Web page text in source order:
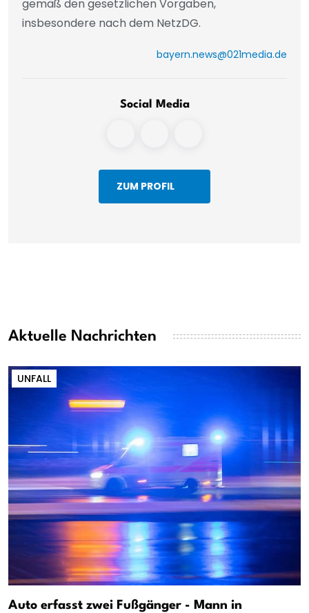
gemäß den gesetzlichen Vorgaben,
insbesondere nach dem NetzDG.
bayern.news@021media.de
Social Media
ZUM PROFIL
Aktuelle Nachrichten
UNFALL
Auto erfasst zwei Fußgänger - Mann in